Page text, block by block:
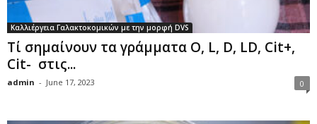
Καλλιέργεια Γαλακτοκομικών με την μορφή DVS
Τί σημαίνουν τα γράμματα O, L, D, LD, Cit+,
Cit- στις...
admin - June 17, 2023 0